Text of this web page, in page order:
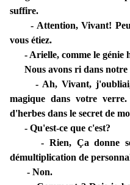
suffire.
- Attention, Vivant! Peut-
vous étiez.
- Arielle, comme le génie
Nous avons ri dans notre
- Ah, Vivant, j'oubliai,
magique dans votre
d'herbes dans le secret de
- Qu'est-ce que c'est?
- Rien, Ça donne
démultiplication de
- Non.